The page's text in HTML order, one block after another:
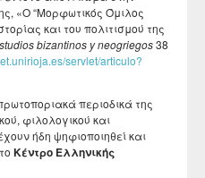
«Ο “Μορφωτικός Όμιλος
και του πολιτισμού της
bizantinos y neogriegos38
servlet/articulo?
περιοδικά της
φιλολογικού και
ήδη ψηφιοποιηθεί και
Κέντρο Ελληνικής